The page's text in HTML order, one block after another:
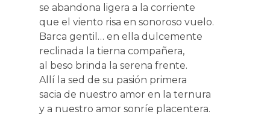
se abandona ligera a la corriente
que el viento risa en sonoroso vuelo.
Barca gentil… en ella dulcemente
reclinada la tierna compañera,
al beso brinda la serena frente.
Allí la sed de su pasión primera
sacia de nuestro amor en la ternura
y a nuestro amor sonríe placentera.